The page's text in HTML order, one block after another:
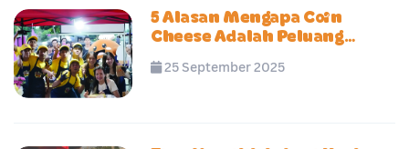
5 Alasan Mengapa Coin
Cheese Adalah Peluang
Menjanjikan di 2025
25 September 2025